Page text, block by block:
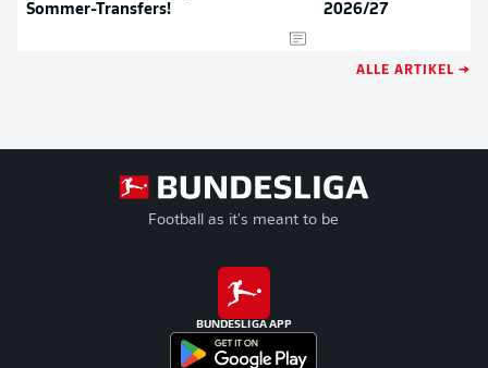
Sommer-Transfers!
2026/27
ALLE ARTIKEL →
Football as it's meant to be
BUNDESLIGA APP